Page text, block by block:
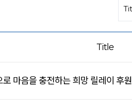
Title
마음을 충전하는 희망 릴레이 후원